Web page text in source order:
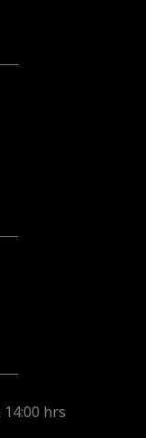
hrs